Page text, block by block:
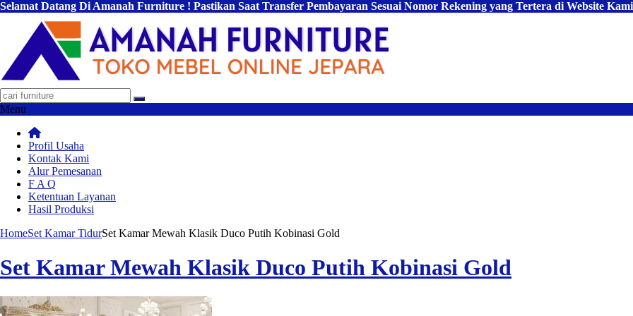
Selamat Datang Di Amanah Furniture ! Pastikan Saat Transfer Pembayaran Sesuai Nomor Rekening yang Tertera di Website
Menu
Profil Usaha
Kontak Kami
Alur Pemesanan
F A Q
Ketentuan Layanan
Hasil Produksi
HomeSet Kamar TidurSet Kamar Mewah Klasik Duco Putih Kobinasi Gold
Set Kamar Mewah Klasik Duco Putih Kobinasi Gold